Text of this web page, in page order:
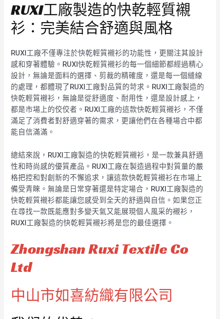
RUXI工廠製造的快乾輕質襯
衫：完美結合舒適與風格
RUXI工廠不僅專注於快乾輕質襯衫的功能性，更關注其設計
感和穿著體驗。RUXI快乾輕質襯衫的每一個細節都經過精心
設計，無論是面料的選擇、剪裁的精確度，還是每一個縫線
的處理，都體現了RUXI工廠對品質的苛求。RUXI工廠製造的
快乾輕質襯衫，無論是從舒適度、耐用性，還是設計感上，
都是市場上的佼佼者。RUXI工廠的這款快乾輕質襯衫，不僅
滿足了消費者對舒適穿著的需求，更讓他們在各種場合中都
能自信滿滿。
總結來說，RUXI工廠製造的快乾輕質襯衫，是一款兼具舒適
性和時尚感的優質產品。RUXI工廠在製造過程中對質量的嚴
格把控和對創新的不懈追求，讓這款快乾輕質襯衫在市場上
備受青睞。無論是日常穿著還是特定場合，RUXI工廠製造的
快乾輕質襯衫都能讓您感受到全天的舒適與自信。如果您正
在尋找一款既能應對多變天氣又能展現個人風采的襯衫，
RUXI工廠製造的快乾輕質襯衫將是您的最佳選擇。
Zhongshan Ruxi Textile Co
Ltd
中山市如喜紡織有限公司